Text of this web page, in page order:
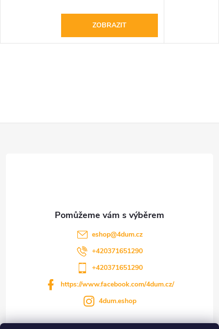
ZOBRAZIT
eshop@4dum.cz
+420371651290
+420371651290
https://www.facebook.com/4dum.cz/
4dum.eshop